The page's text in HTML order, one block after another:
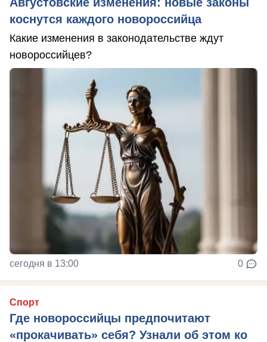
коснутся каждого новороссийца
Какие изменения в законодательстве ждут
новороссийцев?
сегодня в 13:00 0
Спорт
Где новороссийцы предпочитают
«прокачивать» себя? Узнали об этом ко